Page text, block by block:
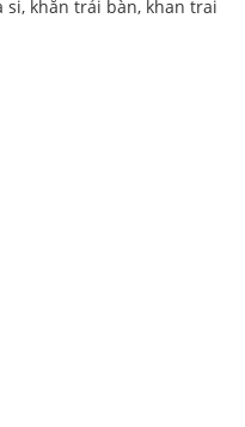
si, khăn trải bàn, khan trai